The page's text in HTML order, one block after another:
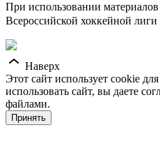
При использовании
Всероссийской хоккейной
Наверх
Этот сайт использует cookie
использовать сайт, вы даете
файлами.
Принять